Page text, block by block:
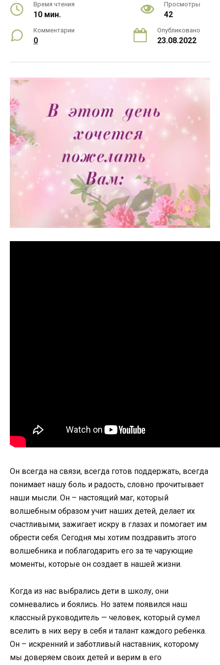
Время чтения
10 мин.
Просмотры
42
Комментарии
0
Опубликовано
23.08.2022
Он всегда на связи, всегда готов поддержать, всегда
понимает нашу боль и радость, словно прочитывает
наши мысли. Он – настоящий маг, который
волшебным образом учит наших детей, делает их
счастливыми, зажигает искру в глазах и помогает им
обрести себя. Сегодня мы хотим поздравить этого
волшебника и поблагодарить его за те чарующие
моменты, которые он создает в нашей жизни.
Когда из нас выбрались дети в школу, они
сомневались и боялись. Но затем появился наш
классный руководитель — человек, который сумел
вселить в них веру в себя и талант каждого ребенка.
Он – искренний и заботливый наставник, которому
мы доверяем своих детей и верим в его